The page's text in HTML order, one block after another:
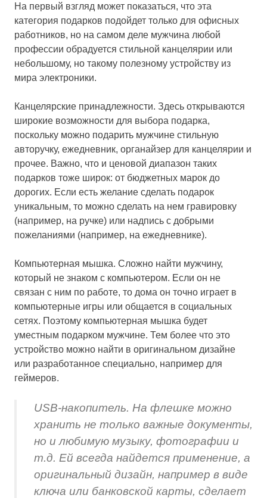
На первый взгляд может показаться, что эта
категория подарков подойдет только для офисных
работников, но на самом деле мужчина любой
профессии обрадуется стильной канцелярии или
небольшому, но такому полезному устройству из
мира электроники.
Канцелярские принадлежности. Здесь открываются
широкие возможности для выбора подарка,
поскольку можно подарить мужчине стильную
авторучку, ежедневник, органайзер для канцелярии и
прочее. Важно, что и ценовой диапазон таких
подарков тоже широк: от бюджетных марок до
дорогих. Если есть желание сделать подарок
уникальным, то можно сделать на нем гравировку
(например, на ручке) или надпись с добрыми
пожеланиями (например, на ежедневнике).
Компьютерная мышка. Сложно найти мужчину,
который не знаком с компьютером. Если он не
связан с ним по работе, то дома он точно играет в
компьютерные игры или общается в социальных
сетях. Поэтому компьютерная мышка будет
уместным подарком мужчине. Тем более что это
устройство можно найти в оригинальном дизайне
или разработанное специально, например для
геймеров.
USB-накопитель. На флешке можно
хранить не только важные документы,
но и любимую музыку, фотографии и
т.д. Ей всегда найдется применение, а
оригинальный дизайн, например в виде
ключа или банковской карты, сделает